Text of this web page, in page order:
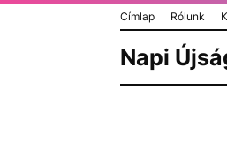
Címlap Rólunk
Napi